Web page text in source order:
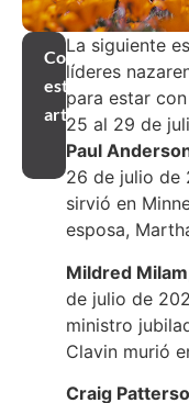
Compartir
este
artículo
La siguiente
líderes
para estar
25 al 29 de
Paul
26 de julio de
sirvió en
esposa,
Mildred Milam
de julio de
ministro
Clavin murió
Craig